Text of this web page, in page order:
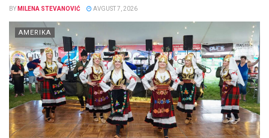
BY MILENA STEVANOVIĆ AVGUST 7, 2026
AMERIKA